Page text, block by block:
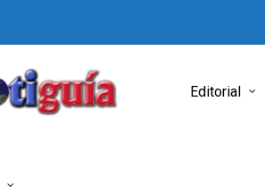
Editorial